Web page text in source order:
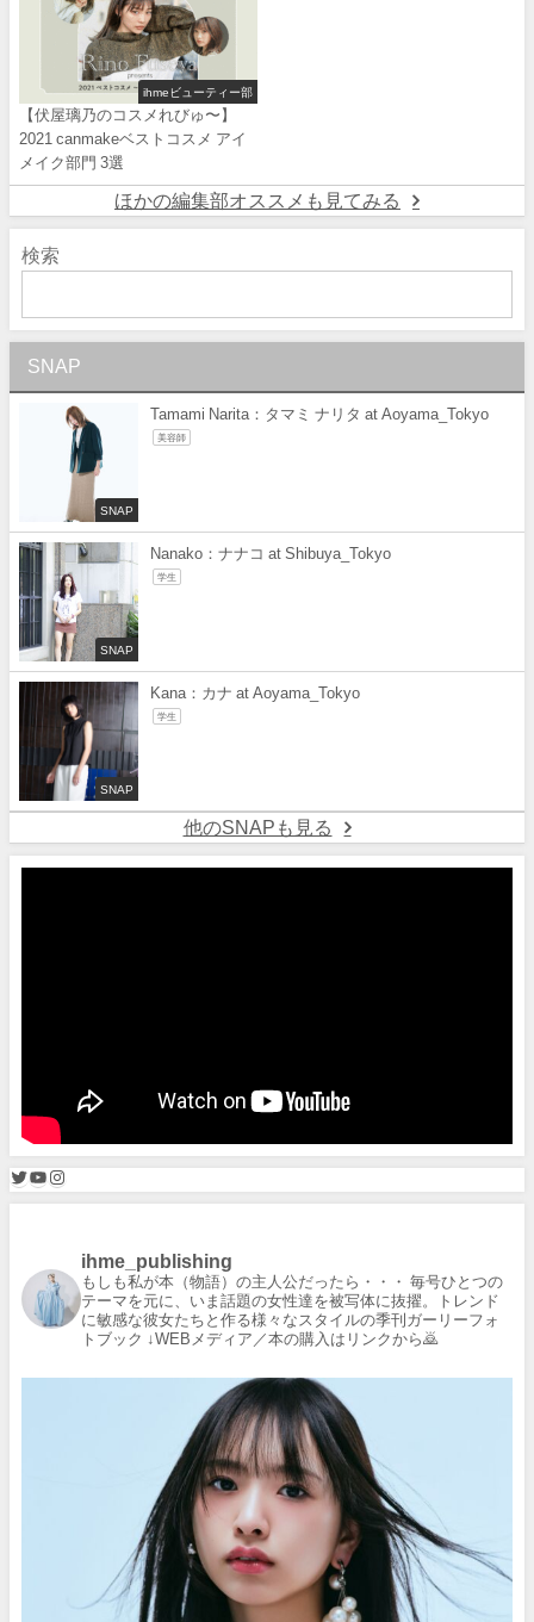
ihmeビューティー部
【伏屋璃乃のコスメれびゅ〜】
2021 canmakeベストコスメ アイ
メイク部門 3選
ほかの編集部オススメも見てみる
検索
SNAP
SNAP
Tamami Narita：タマミ ナリタ at Aoyama_Tokyo
美容師
SNAP
Nanako：ナナコ at Shibuya_Tokyo
学生
SNAP
Kana：カナ at Aoyama_Tokyo
学生
他のSNAPも見る
ihme_publishing
もしも私が本（物語）の主人公だったら・・・
毎号ひとつの
テーマを元に、いま話題の女性達を被写体に抜擢。トレンド
に敏感な彼女たちと作る様々なスタイルの季刊ガーリーフォ
トブック ↓WEBメディア／本の購入はリンクから🙇